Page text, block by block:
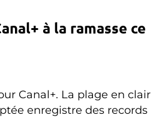
à la ramasse ce
Canal+. La plage en clair
enregistre des records